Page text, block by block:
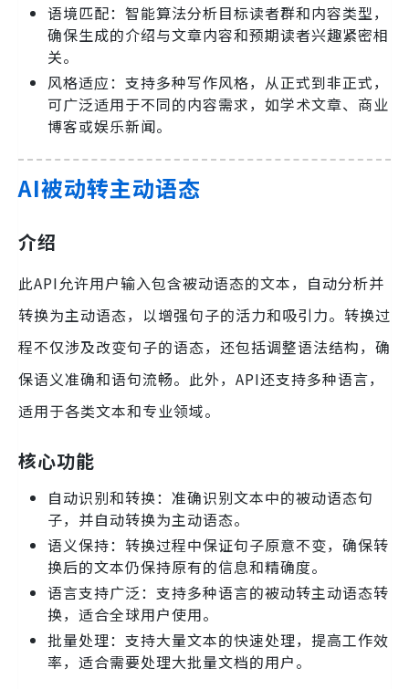
语境匹配：智能算法分析目标读者群和内容类型，
确保生成的介绍与文章内容和预期读者兴趣紧密相
关。
风格适应：支持多种写作风格，从正式到非正式，
可广泛适用于不同的内容需求，如学术文章、商业
博客或娱乐新闻。
AI被动转主动语态
介绍
此API允许用户输入包含被动语态的文本，自动分析并
转换为主动语态，以增强句子的活力和吸引力。转换过
程不仅涉及改变句子的语态，还包括调整语法结构，确
保语义准确和语句流畅。此外，API还支持多种语言，
适用于各类文本和专业领域。
核心功能
自动识别和转换：准确识别文本中的被动语态句
子，并自动转换为主动语态。
语义保持：转换过程中保证句子原意不变，确保转
换后的文本仍保持原有的信息和精确度。
语言支持广泛：支持多种语言的被动转主动语态转
换，适合全球用户使用。
批量处理：支持大量文本的快速处理，提高工作效
率，适合需要处理大批量文档的用户。